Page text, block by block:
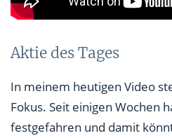
Aktie des Tages
In meinem heutigen Video
Fokus. Seit einigen Wochen
festgefahren und damit